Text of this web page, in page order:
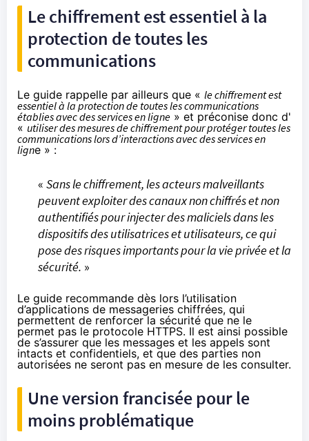
Le chiffrement est essentiel à la
protection de toutes les
communications
Le guide rappelle par ailleurs que « le chiffrement est
essentiel à la protection de toutes les communications
établies avec des services en ligne » et préconise donc d'
« utiliser des mesures de chiffrement pour protéger toutes les
communications lors d’interactions avec des services en
ligne » :
« Sans le chiffrement, les acteurs malveillants
peuvent exploiter des canaux non chiffrés et non
authentifiés pour injecter des maliciels dans les
dispositifs des utilisatrices et utilisateurs, ce qui
pose des risques importants pour la vie privée et la
sécurité. »
Le guide recommande dès lors l’utilisation
d’applications de messageries chiffrées, qui
permettent de renforcer la sécurité que ne le
permet pas le protocole HTTPS. Il est ainsi possible
de s’assurer que les messages et les appels sont
intacts et confidentiels, et que des parties non
autorisées ne seront pas en mesure de les consulter.
Une version francisée pour le
moins problématique